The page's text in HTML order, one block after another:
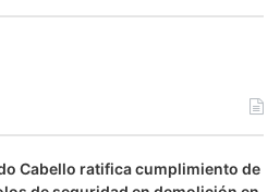
b
e
g
r
r
a
k
Cabello ratifica cumplimiento de